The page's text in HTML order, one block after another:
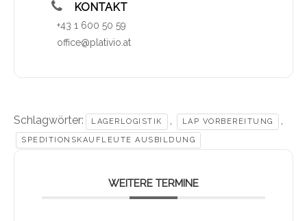
KONTAKT
+43 1 600 50 59
office@plativio.at
Schlagwörter: LAGERLOGISTIK , LAP VORBEREITUNG ,
SPEDITIONSKAUFLEUTE AUSBILDUNG
WEITERE TERMINE